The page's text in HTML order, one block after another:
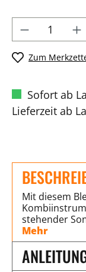
Zum
Sofort ab
Lieferzeit ab
Mit diesem
stehender
Mehr